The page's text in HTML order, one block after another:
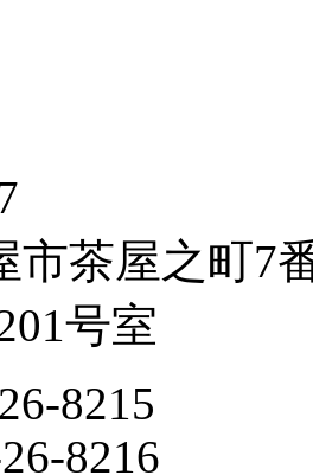
市茶屋之町7
号室
8215
8216